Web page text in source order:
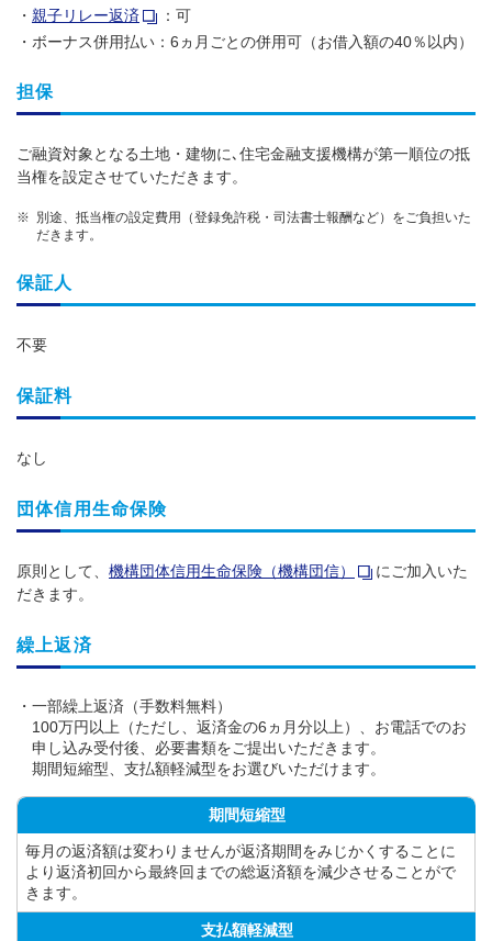
親子リレー返済
：可
ボーナス併用払い：6ヵ月ごとの併用可（お借入額の40％以内）
担保
ご融資対象となる土地・建物に､住宅金融支援機構が第一順位の抵
当権を設定させていただきます。
別途、抵当権の設定費用（登録免許税・司法書士報酬など）をご負担いた
だきます。
保証人
不要
保証料
なし
団体信用生命保険
原則として、 機構団体信用生命保険（機構団信）
にご加入いた
だきます。
繰上返済
一部繰上返済（手数料無料）
100万円以上（ただし、返済金の6ヵ月分以上）、お電話でのお
申し込み受付後、必要書類をご提出いただきます。
期間短縮型、支払額軽減型をお選びいただけます。
期間短縮型
毎月の返済額は変わりませんが返済期間をみじかくすることに
より返済初回から最終回までの総返済額を減少させることがで
きます。
支払額軽減型